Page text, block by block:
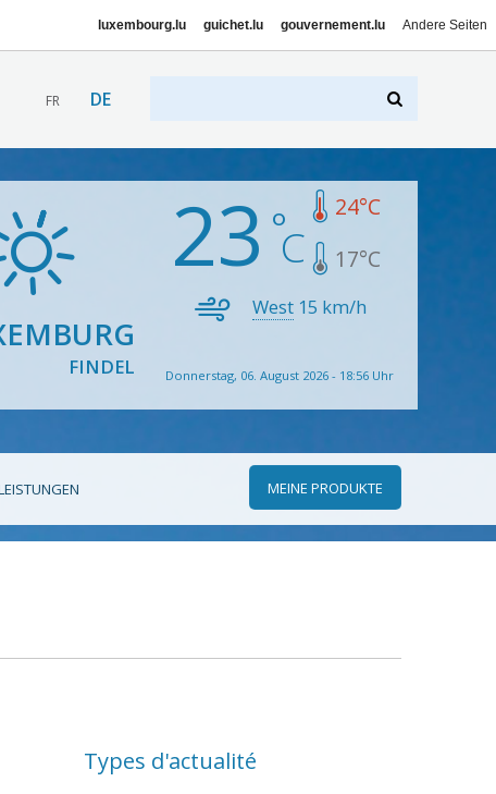
luxembourg.lu guichet.lu gouvernement.lu Andere Seiten
FR DE
FINDEL
23 24°C
17°C
West 15 km/h
Donnerstag, 06. August 2026 - 18:56 Uhr
MEINE PRODUKTE
Types d'actualité